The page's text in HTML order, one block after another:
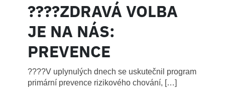
????ZDRAVÁ VOLBA
JE NA NÁS:
PREVENCE
ZÁVISLOSTÍ
????V uplynulých dnech se uskutečnil program
primární prevence rizikového chování, […]